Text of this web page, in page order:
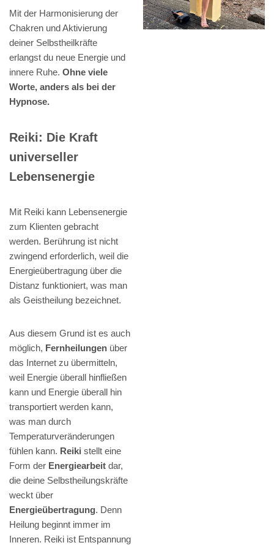
Mit der Harmonisierung der
Chakren und Aktivierung
deiner Selbstheilkräfte
erlangst du neue Energie und
innere Ruhe. Ohne viele
Worte, anders als bei der
Hypnose.
Reiki: Die Kraft
universeller
Lebensenergie
Mit Reiki kann Lebensenergie
zum Klienten gebracht
werden. Berührung ist nicht
zwingend erforderlich, weil die
Energieübertragung über die
Distanz funktioniert, was man
als Geistheilung bezeichnet.
Aus diesem Grund ist es auch
möglich, Fernheilungen über
das Internet zu übermitteln,
weil Energie überall hinfließen
kann und Energie überall hin
transportiert werden kann,
was man durch
Temperaturveränderungen
fühlen kann. Reiki stellt eine
Form der Energiearbeit dar,
die deine Selbstheilungskräfte
weckt über
Energieübertragung. Denn
Heilung beginnt immer im
Inneren. Reiki ist Entspannung